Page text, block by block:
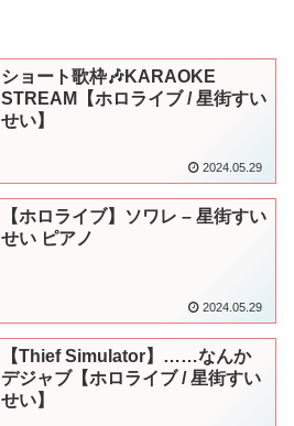
ショート歌枠🎶KARAOKE
STREAM【ホロライブ / 星街すい
せい】
2024.05.29
【ホロライブ】ソワレ – 星街すい
せい ピアノ
2024.05.29
【Thief Simulator】……なんか
デジャブ【ホロライブ / 星街すい
せい】